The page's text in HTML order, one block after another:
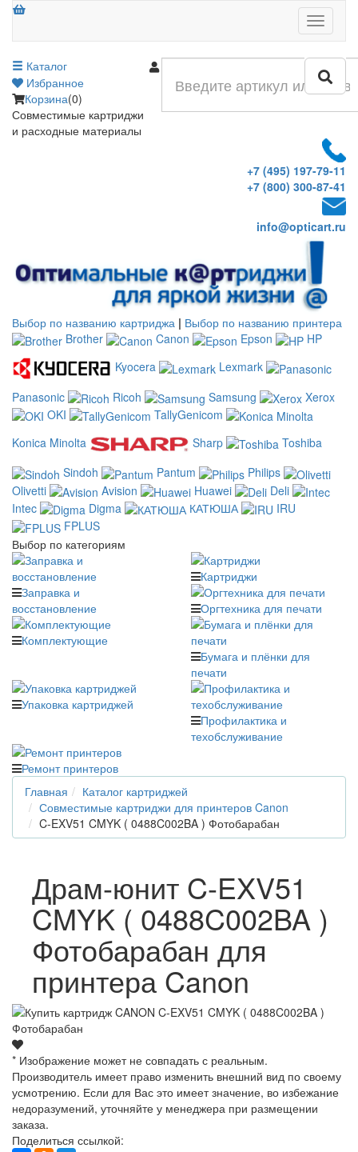
Меню
Каталог
Избранное
Корзина(0)
Совместимые картриджи
и расходные материалы
+7 (495) 197-79-11
+7 (800) 300-87-41
info@opticart.ru
Выбор по названию картриджа | Выбор по названию принтера
Brother
Canon Epson
HP
Kyocera
Lexmark
Panasonic
Ricoh Samsung
Xerox
OKI
TallyGenicom
Konica Minolta
Sharp
Toshiba
Sindoh
Pantum
Philips
Olivetti
Avision Huawei
Deli
Intec
Digma КАТЮША
IRU
FPLUS
Выбор по категориям
Заправка и
восстановление
Картриджи
Оргтехника для печати
Комплектующие
Бумага и плёнки для
печати
Упаковка картриджей
Профилактика и
техобслуживание
Ремонт принтеров
Главная
Каталог картриджей
Совместимые картриджи для принтеров Canon
C-EXV51 CMYK ( 0488C002BA ) Фотобарабан
Драм-юнит C-EXV51
CMYK ( 0488C002BA )
Фотобарабан для
принтера Canon
* Изображение может не совпадать с реальным.
Производитель имеет право изменить внешний вид по своему
усмотрению. Если для Вас это имеет значение, во избежание
недоразумений, уточняйте у менеджера при размещении
заказа.
Поделиться ссылкой: